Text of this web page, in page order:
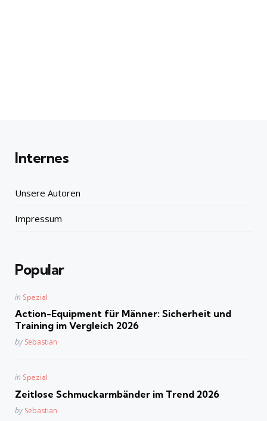
Internes
Unsere Autoren
Impressum
Popular
Posted
in Spezial
Action-Equipment für Männer: Sicherheit und
Training im Vergleich 2026
Posted
by Sebastian
Posted
in Spezial
Zeitlose Schmuckarmbänder im Trend 2026
Posted
by Sebastian